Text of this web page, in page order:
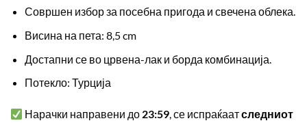
Совршен избор за посебна пригода и свечена облека.
Висина на пета: 8,5 cm
Достапни се во црвена-лак и борда комбинација.
Потекло: Турција
Нарачки направени до 23:59, се испраќаатследниот